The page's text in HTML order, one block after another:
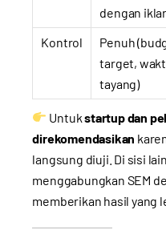
dengan
Kontrol
Penuh
target,
tayang)
Untukstartup dan
direkomendasikan
langsung diuji. Di sisi
menggabungkan SEM
memberikan hasil yang